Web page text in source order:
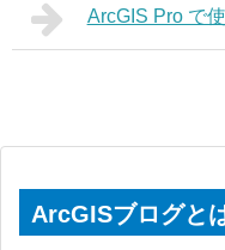
ArcGIS Pro で
ArcGISブログと